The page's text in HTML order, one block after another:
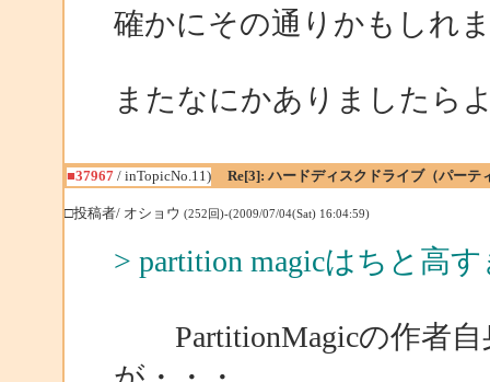
確かにその通りかもしれ
またなにかありましたら
■37967/ inTopicNo.11) Re[3]: ハードディスクドライブ（パー
□投稿者/ オショウ (252回)-(2009/07/04(Sat) 16:04:59)
> partition magicはちと高
PartitionMagicの作者自